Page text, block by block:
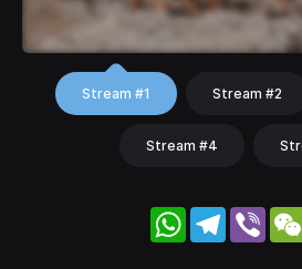
Stream #1 Stream #2
Stream #4
WhatsApp
Telegram